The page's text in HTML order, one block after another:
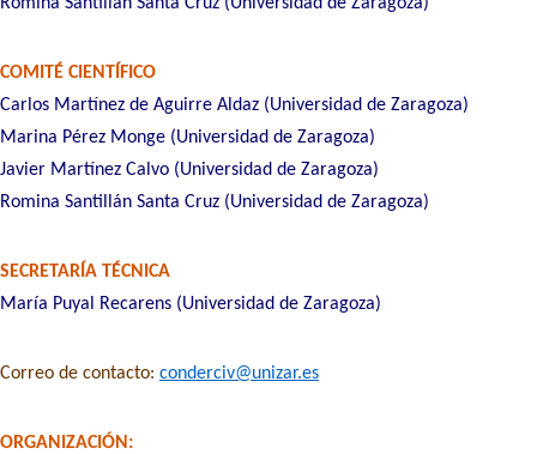
COMITÉ CIENTÍFICO
Carlos Martínez de Aguirre Aldaz (Universidad de Zaragoza)
Marina Pérez Monge (Universidad de Zaragoza)
Javier Martínez Calvo (Universidad de Zaragoza)
Romina Santillán Santa Cruz (Universidad de Zaragoza)
SECRETARÍA TÉCNICA
María Puyal Recarens (Universidad de Zaragoza)
Correo de contacto: conderciv@unizar.es
ORGANIZACIÓN: